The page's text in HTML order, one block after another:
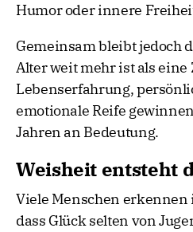
Humor oder innere
Gemeinsam bleibt jedoch
Alter weit mehr ist als eine
Lebenserfahrung,
emotionale Reife
Jahren an Bedeutung.
Weisheit entsteht
Viele Menschen erkennen
dass Glück selten von